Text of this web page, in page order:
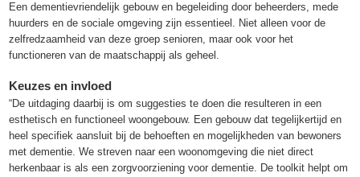
Een dementievriendelijk gebouw en begeleiding door beheerders, mede
huurders en de sociale omgeving zijn essentieel. Niet alleen voor de
zelfredzaamheid van deze groep senioren, maar ook voor het
functioneren van de maatschappij als geheel.
Keuzes en invloed
“De uitdaging daarbij is om suggesties te doen die resulteren in een
esthetisch en functioneel woongebouw. Een gebouw dat tegelijkertijd en
heel specifiek aansluit bij de behoeften en mogelijkheden van bewoners
met dementie. We streven naar een woonomgeving die niet direct
herkenbaar is als een zorgvoorziening voor dementie. De toolkit helpt om